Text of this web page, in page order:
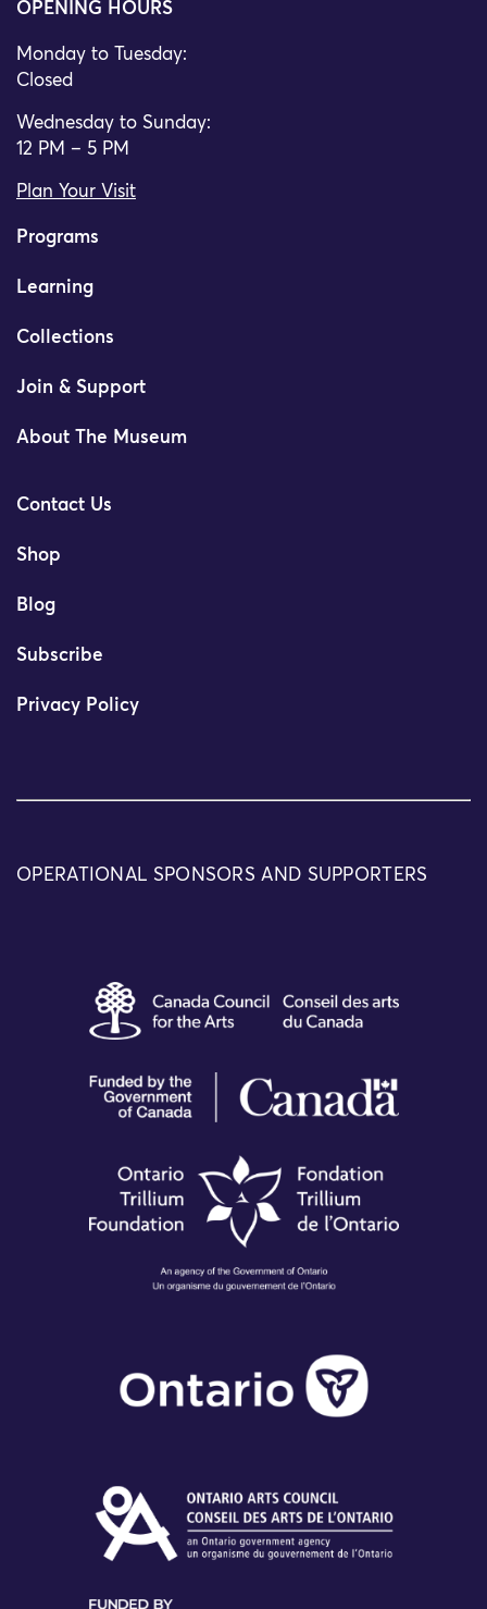
OPENING HOURS
Monday to Tuesday:
Closed
Wednesday to Sunday:
12 PM – 5 PM
Plan Your Visit
Programs
Learning
Collections
Join & Support
About The Museum
Contact Us
Shop
Blog
Subscribe
Privacy Policy
OPERATIONAL SPONSORS AND SUPPORTERS